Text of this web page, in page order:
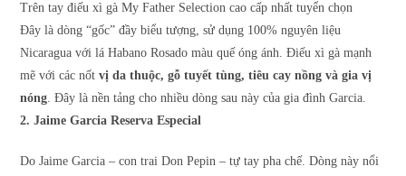
Trên tay điếu xì gà My Father Selection cao cấp nhất tuyển chọn
Đây là dòng “gốc” đầy biểu tượng, sử dụng 100% nguyên liệu
Nicaragua với lá Habano Rosado màu quế óng ánh. Điếu xì gà mạnh
mẽ với các nốtvị da thuộc, gỗ tuyết tùng, tiêu cay nồng và gia vị
nóng. Đây là nền tảng cho nhiều dòng sau này của gia đình Garcia.
2. Jaime Garcia Reserva Especial
Do Jaime Garcia – con trai Don Pepin – tự tay pha chế. Dòng này nổi